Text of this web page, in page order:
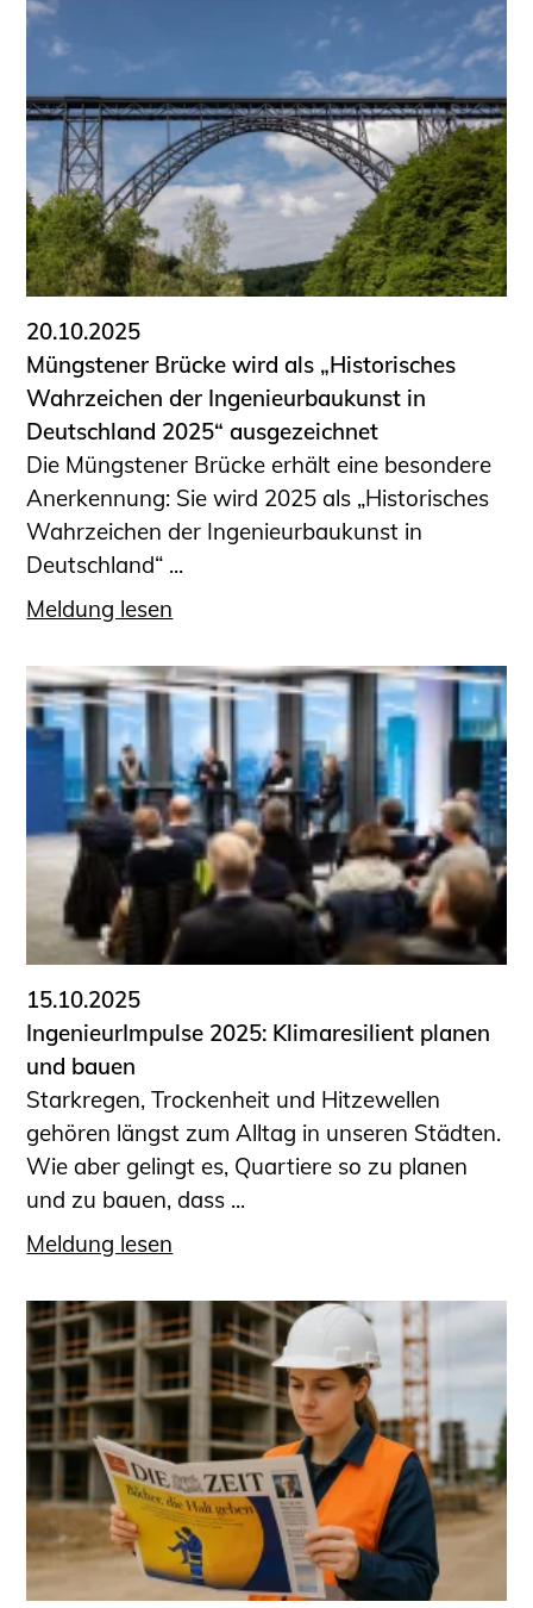
20.10.2025
Müngstener Brücke wird als „Historisches
Wahrzeichen der Ingenieurbaukunst in
Deutschland 2025“ ausgezeichnet
Die Müngstener Brücke erhält eine besondere
Anerkennung: Sie wird 2025 als „Historisches
Wahrzeichen der Ingenieurbaukunst in
Deutschland“ ...
Meldung lesen
15.10.2025
IngenieurImpulse 2025: Klimaresilient planen
und bauen
Starkregen, Trockenheit und Hitzewellen
gehören längst zum Alltag in unseren Städten.
Wie aber gelingt es, Quartiere so zu planen
und zu bauen, dass ...
Meldung lesen